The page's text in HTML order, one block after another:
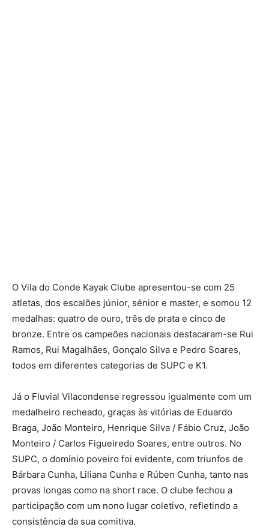
O Vila do Conde Kayak Clube apresentou-se com 25
atletas, dos escalões júnior, sénior e master, e somou 12
medalhas: quatro de ouro, três de prata e cinco de
bronze. Entre os campeões nacionais destacaram-se Rui
Ramos, Rui Magalhães, Gonçalo Silva e Pedro Soares,
todos em diferentes categorias de SUPC e K1.
Já o Fluvial Vilacondense regressou igualmente com um
medalheiro recheado, graças às vitórias de Eduardo
Braga, João Monteiro, Henrique Silva / Fábio Cruz, João
Monteiro / Carlos Figueiredo Soares, entre outros. No
SUPC, o domínio poveiro foi evidente, com triunfos de
Bárbara Cunha, Liliana Cunha e Rúben Cunha, tanto nas
provas longas como na short race. O clube fechou a
participação com um nono lugar coletivo, refletindo a
consistência da sua comitiva.